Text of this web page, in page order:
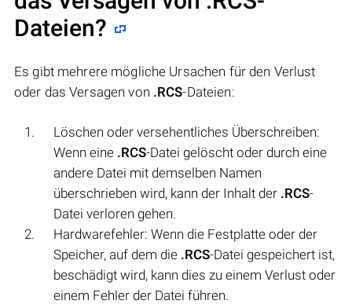
Dateien?
Es gibt mehrere mögliche Ursachen für den Verlust
oder das Versagen von .RCS-Dateien:
Löschen oder versehentliches Überschreiben:
Wenn eine .RCS-Datei gelöscht oder durch eine
andere Datei mit demselben Namen
überschrieben wird, kann der Inhalt der .RCS-
Datei verloren gehen.
Hardwarefehler: Wenn die Festplatte oder der
Speicher, auf dem die .RCS-Datei gespeichert ist,
beschädigt wird, kann dies zu einem Verlust oder
einem Fehler der Datei führen.